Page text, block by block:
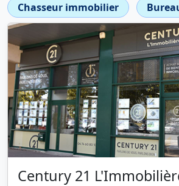
Chasseur immobilier
Century 21